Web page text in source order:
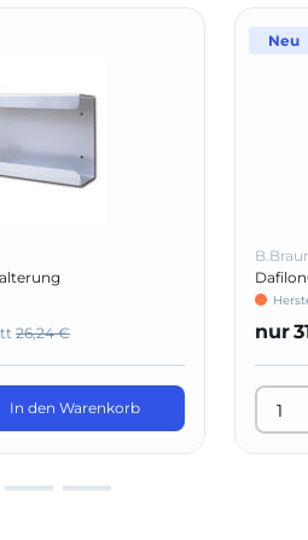
26,24 €
In den Warenkorb
Neu
nur